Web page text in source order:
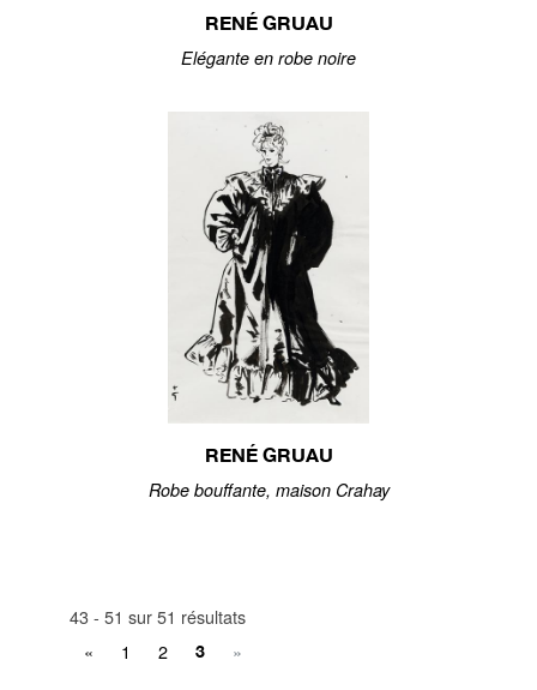
RENÉ GRUAU
Elégante en robe noire
RENÉ GRUAU
Robe bouffante, maison Crahay
43 - 51 sur 51 résultats
«
1 2 3 »